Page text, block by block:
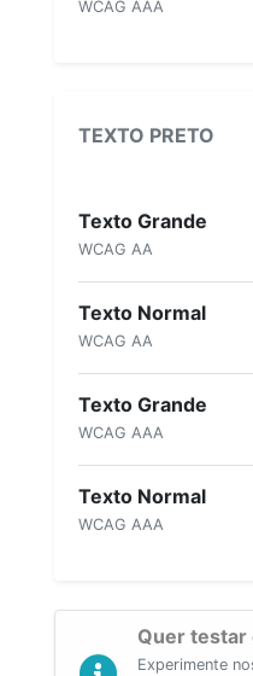
WCAG AAA
TEXTO PRETO
Texto Grande
WCAG AA
Texto Normal
WCAG AA
Texto Grande
WCAG AAA
Texto Normal
WCAG AAA
Quer testar
Experimente